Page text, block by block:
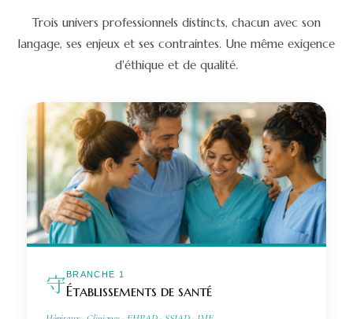
Trois univers professionnels distincts, chacun avec son
langage, ses enjeux et ses contraintes. Une même exigence
d'éthique et de qualité.
守BRANCHE 1
Établissements de santé